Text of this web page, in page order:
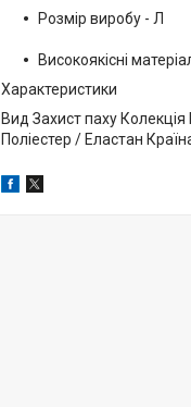
Розмір виробу - Л
Високоякісні
Характеристики
Вид Захист паху
Поліестер / Еластан